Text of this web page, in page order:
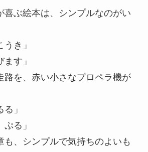
ぶ絵本は、シンプルなのがい
き」
す」
を、赤い小さなプロペラ機が
」
る」
、シンプルで気持ちのよいも